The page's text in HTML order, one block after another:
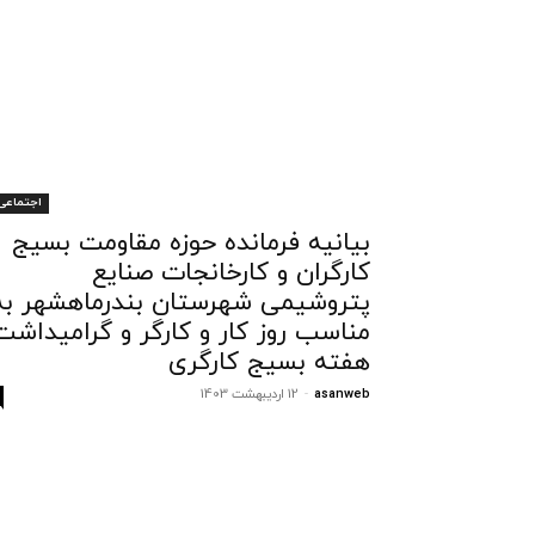
بیانیه فرمانده حوزه مقاومت بسیج
کارگران و کارخانجات صنایع
پتروشیمی شهرستان بندرماهشهر
مناسب روز کار و کارگر و
هفته بسیج کارگری
asanweb
- 12 اردیبهشت 1403